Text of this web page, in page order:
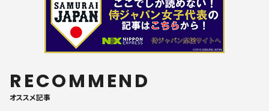
RECOMMEND
オススメ記事